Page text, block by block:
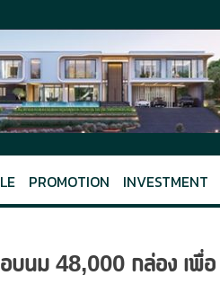
PROMOTION INVESTMENT
อบนม 48,000 กล่อง เพื่อ